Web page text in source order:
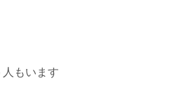
もいます